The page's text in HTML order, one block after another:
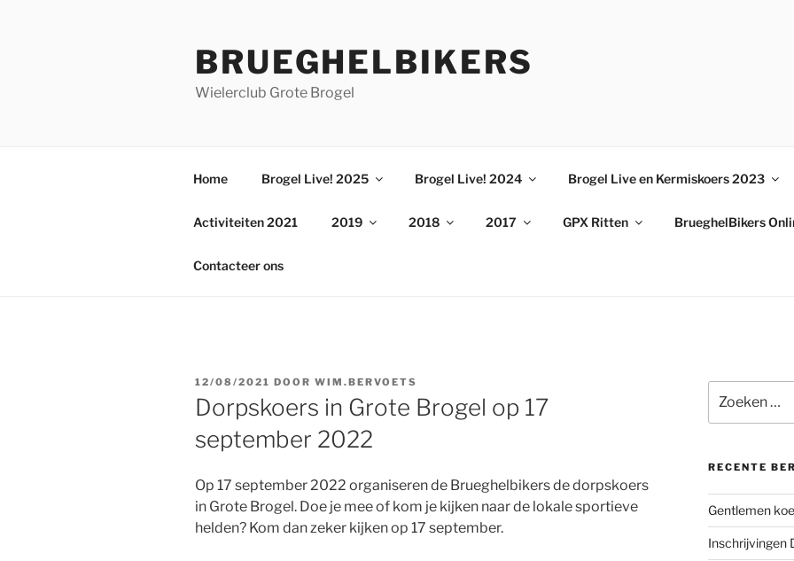
BRUEGHELBIKERS
Wielerclub Grote Brogel
Home Brogel Live! 2025 Brogel Live! 2024 Brogel Live en Kermiskoers 2023
Activiteiten 2021 2019 2018 2017 GPX Ritten BrueghelBikers
Contacteer ons
GEPLAATST
OP
12/08/2021 DOOR WIM.BERVOETS
Dorpskoers in Grote Brogel op 17
september 2022
Op 17 september 2022 organiseren de Brueghelbikers de dorpskoers
in Grote Brogel. Doe je mee of kom je kijken naar de lokale sportieve
helden? Kom dan zeker kijken op 17 september.
naar:
RECENTE
Gentlemen
Inschrijvingen